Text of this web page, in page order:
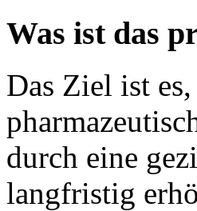
Was ist das
Das Ziel ist
durch eine
langfristig